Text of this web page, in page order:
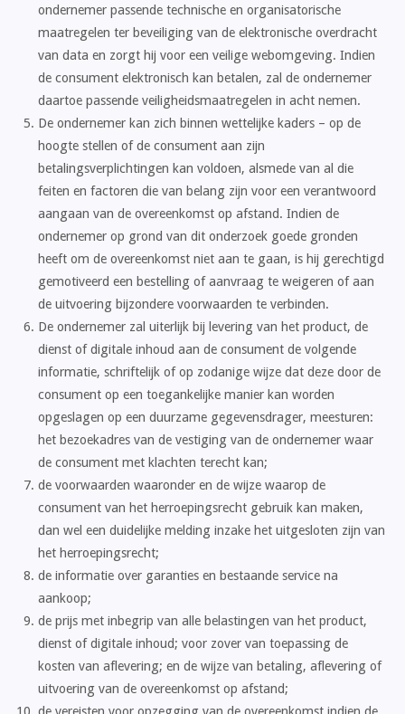
ondernemer passende technische en organisatorische
maatregelen ter beveiliging van de elektronische overdracht
van data en zorgt hij voor een veilige webomgeving. Indien
de consument elektronisch kan betalen, zal de ondernemer
daartoe passende veiligheidsmaatregelen in acht nemen.
De ondernemer kan zich binnen wettelijke kaders – op de
hoogte stellen of de consument aan zijn
betalingsverplichtingen kan voldoen, alsmede van al die
feiten en factoren die van belang zijn voor een verantwoord
aangaan van de overeenkomst op afstand. Indien de
ondernemer op grond van dit onderzoek goede gronden
heeft om de overeenkomst niet aan te gaan, is hij gerechtigd
gemotiveerd een bestelling of aanvraag te weigeren of aan
de uitvoering bijzondere voorwaarden te verbinden.
De ondernemer zal uiterlijk bij levering van het product, de
dienst of digitale inhoud aan de consument de volgende
informatie, schriftelijk of op zodanige wijze dat deze door de
consument op een toegankelijke manier kan worden
opgeslagen op een duurzame gegevensdrager, meesturen:
het bezoekadres van de vestiging van de ondernemer waar
de consument met klachten terecht kan;
de voorwaarden waaronder en de wijze waarop de
consument van het herroepingsrecht gebruik kan maken,
dan wel een duidelijke melding inzake het uitgesloten zijn van
het herroepingsrecht;
de informatie over garanties en bestaande service na
aankoop;
de prijs met inbegrip van alle belastingen van het product,
dienst of digitale inhoud; voor zover van toepassing de
kosten van aflevering; en de wijze van betaling, aflevering of
uitvoering van de overeenkomst op afstand;